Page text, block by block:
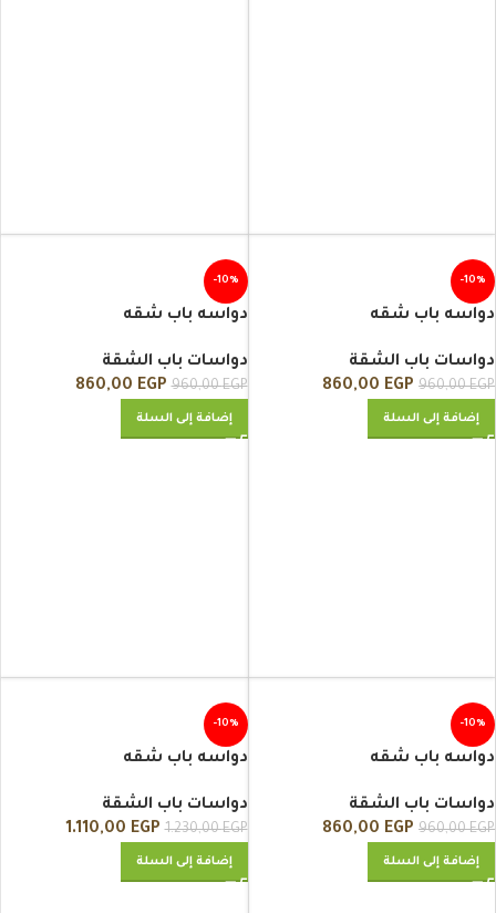
-10%
دواسه باب شقه
دواسات باب الشقة
960,00EGP
860,00 EGP
إضافة إلى السلة
-10%
دواسه باب شقه
دواسات باب الشقة
960,00EGP
860,00 EGP
إضافة إلى السلة
-10%
دواسه باب شقه
دواسات باب الشقة
960,00EGP
860,00 EGP
إضافة إلى السلة
-10%
دواسه باب شقه
دواسات باب الشقة
1.230,00EGP
1.110,00 EGP
إضافة إلى السلة